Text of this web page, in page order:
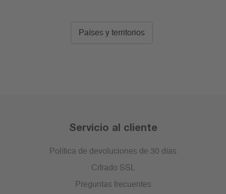
Países y territorios
Servicio al cliente
Política de devoluciones de 30 días
Cifrado SSL
Preguntas frecuentes